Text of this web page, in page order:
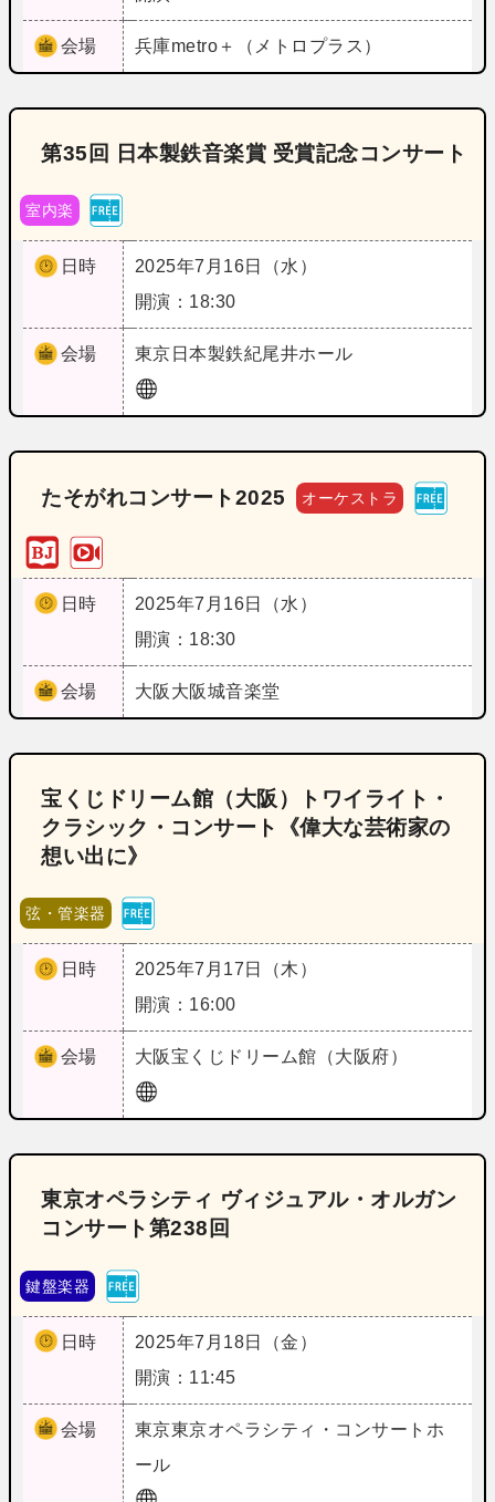
会場 兵庫metro＋（メトロプラス）
第35回 日本製鉄音楽賞 受賞記念コンサート
室内楽
日時
2025年7月16日（水）
開演：18:30
会場 東京 日本製鉄紀尾井ホール
たそがれコンサート2025 オーケストラ
日時
2025年7月16日（水）
開演：18:30
会場 大阪 大阪城音楽堂
宝くじドリーム館（大阪）トワイライト・
クラシック・コンサート《偉大な芸術家の
想い出に》
弦・管楽器
日時
2025年7月17日（木）
開演：16:00
会場 大阪宝くじドリーム館（大阪府）
東京オペラシティ ヴィジュアル・オルガン
コンサート第238回
鍵盤楽器
日時
2025年7月18日（金）
開演：11:45
会場 東京東京オペラシティ・コンサートホ
ール